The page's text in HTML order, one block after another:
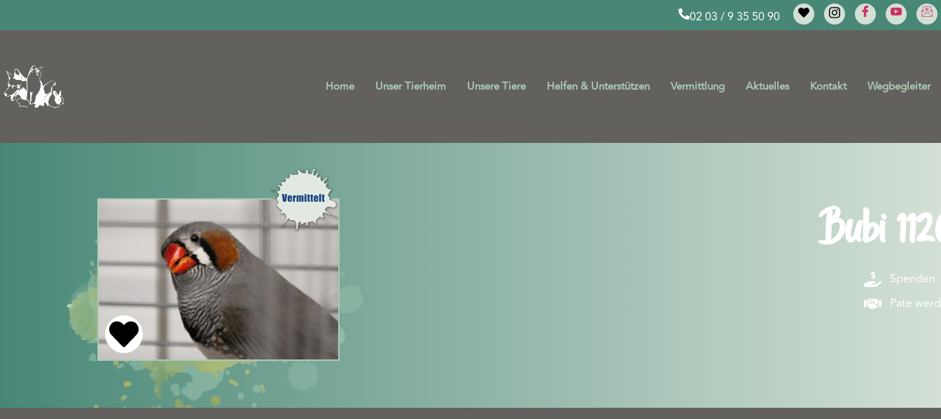
02 03 / 9 35 50 90
Home Unser Tierheim Unsere Tiere Helfen & Unterstützen Vermittlung Aktuelles Kontakt Wegbegleiter
Bubi
Spenden
Pate